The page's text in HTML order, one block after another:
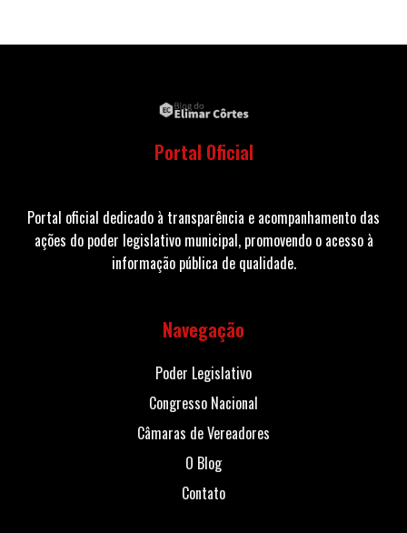
Portal Oficial
Portal oficial dedicado à transparência e acompanhamento das
ações do poder legislativo municipal, promovendo o acesso à
informação pública de qualidade.
Navegação
Poder Legislativo
Congresso Nacional
Câmaras de Vereadores
O Blog
Contato